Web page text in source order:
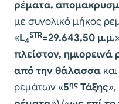
ρέματα,
με συνολικό μήκος
«L4
STR=29.643,50 μ.μ.
πλείστον,
από την θάλασσα
ρεμάτων «5ης Τάξης»,